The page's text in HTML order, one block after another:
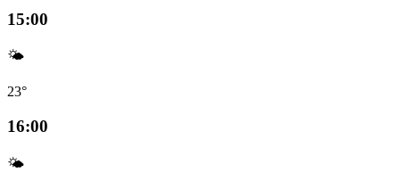
15:00
🌤️
23°
16:00
🌤️